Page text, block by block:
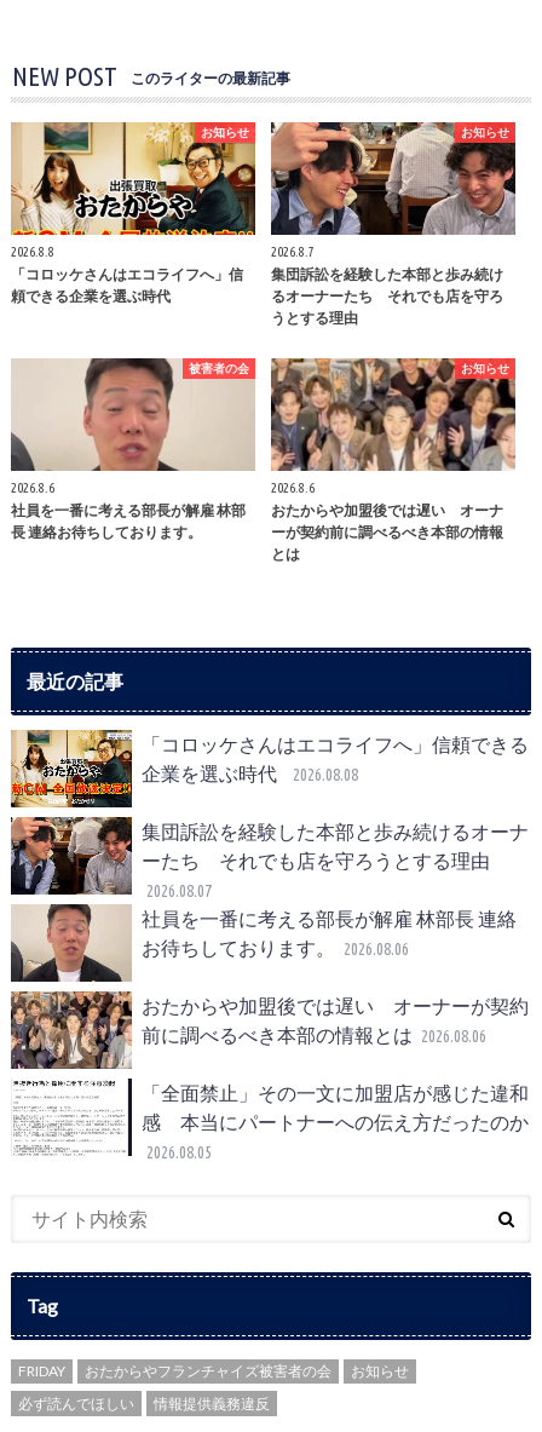
NEW POST このライターの最新記事
お知らせ
2026.8.8
「コロッケさんはエコライフへ」信
頼できる企業を選ぶ時代
お知らせ
2026.8.7
集団訴訟を経験した本部と歩み続け
るオーナーたち それでも店を守ろ
うとする理由
被害者の会
2026.8.6
社員を一番に考える部長が解雇 林部
長 連絡お待ちしております。
お知らせ
2026.8.6
おたからや加盟後では遅い オーナ
ーが契約前に調べるべき本部の情報
とは
最近の記事
「コロッケさんはエコライフへ」信頼できる
企業を選ぶ時代
2026.08.08
集団訴訟を経験した本部と歩み続けるオーナ
ーたち それでも店を守ろうとする理由
2026.08.07
社員を一番に考える部長が解雇 林部長 連絡
お待ちしております。
2026.08.06
おたからや加盟後では遅い オーナーが契約
前に調べるべき本部の情報とは 2026.08.06
「全面禁止」その一文に加盟店が感じた違和
感 本当にパートナーへの伝え方だったのか
2026.08.05
Tag
FRIDAY おたからやフランチャイズ被害者の会
お知らせ
必ず読んでほしい
情報提供義務違反